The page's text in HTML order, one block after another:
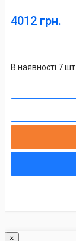
4012 грн.
В наявності 7 шт
×